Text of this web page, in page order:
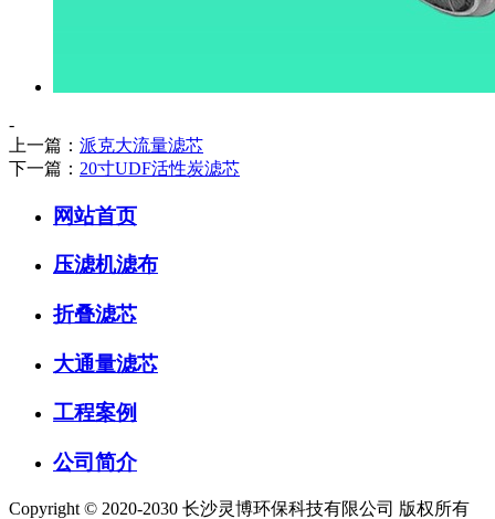
-
上一篇： 派克大流量滤芯
下一篇： 20寸UDF活性炭滤芯
网站首页
压滤机滤布
折叠滤芯
大通量滤芯
工程案例
公司简介
Copyright © 2020-2030 长沙灵博环保科技有限公司 版权所有